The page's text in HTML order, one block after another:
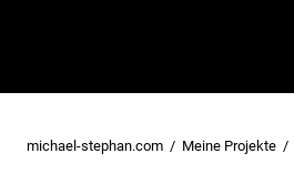
michael-stephan.com Meine Projekte